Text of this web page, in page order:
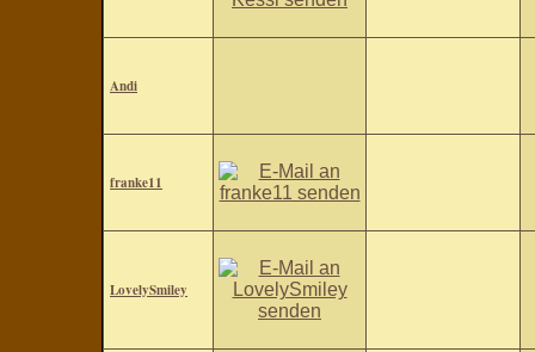
Andi
franke11
LovelySmiley